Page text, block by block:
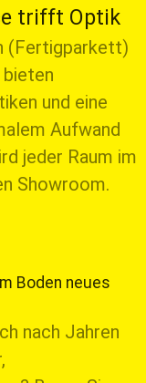
trifft Optik
(Fertigparkett)
bieten
und eine
Aufwand
jeder Raum im
Showroom.
Boden neues
nach Jahren